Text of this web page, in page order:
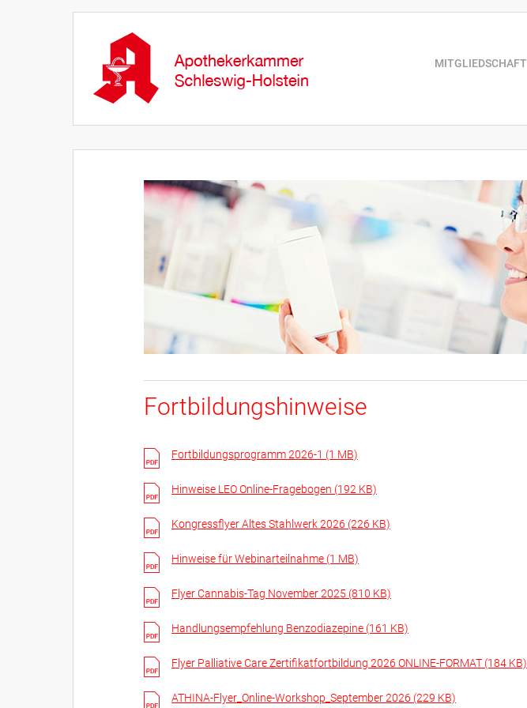
MITGLIEDSCHAFT
Fortbildungshinweise
Fortbildungsprogramm 2026-1 (1 MB)
Hinweise LEO Online-Fragebogen (192 KB)
Kongressflyer Altes Stahlwerk 2026 (226 KB)
Hinweise für Webinarteilnahme (1 MB)
Flyer Cannabis-Tag November 2025 (810 KB)
Handlungsempfehlung Benzodiazepine (161 KB)
Flyer Palliative Care Zertifikatfortbildung 2026 ONLINE-FORMAT (184 KB)
ATHINA-Flyer_Online-Workshop_September 2026 (229 KB)